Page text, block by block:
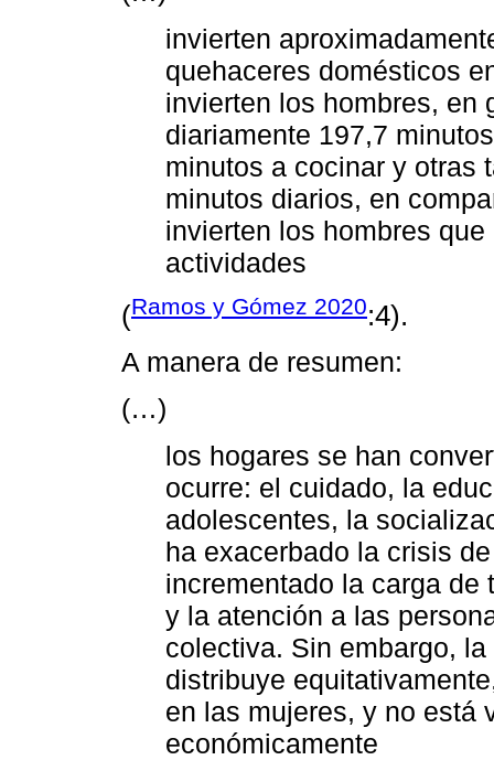
invierten
quehaceres domésticos
invierten los hombres, en
diariamente 197,7
minutos a cocinar y otras
minutos diarios, en
invierten los hombres
actividades
(Ramos y Gómez 2020:4).
A manera de resumen:
(…)
los hogares se han
ocurre: el cuidado, la
adolescentes, la
ha exacerbado la crisis
incrementado la carga de
y la atención a las
colectiva. Sin embargo,
distribuye
en las mujeres, y no está
económicamente